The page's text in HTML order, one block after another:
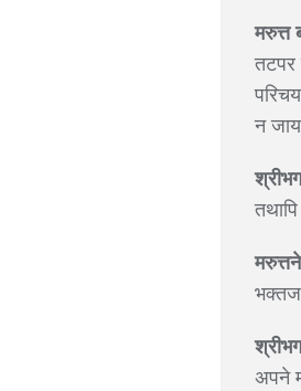
मरुत्त
तटपर
न
अपने